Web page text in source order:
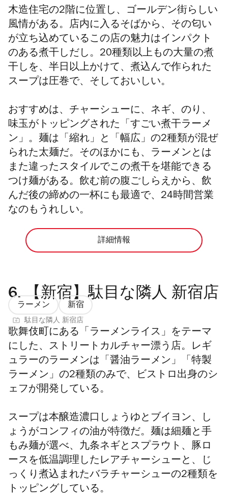
木造住宅の2階に位置し、ゴールデン街らしい
風情がある。店内に入るそばから、その匂い
が立ち込めているこの店の魅力はインパクト
のある煮干しだし。20種類以上もの大量の煮
干しを、半日以上かけて、煮込んで作られた
スープは圧巻で、そしておいしい。
おすすめは、チャーシューに、ネギ、のり、
味玉がトッピングされた「すごい煮干ラーメ
ン」。麺は「縮れ」と「幅広」の2種類が混ぜ
られた太麺だ。そのほかにも、ラーメンとは
また違ったスタイルでこの煮干を堪能できる
つけ麺がある。飲む前の腹ごしらえから、飲
んだ後の締めの一杯にも最適で、24時間営業
なのもうれしい。
詳細情報
6. 【新宿】駄目な隣人 新宿店
ラーメン 新宿
駄目な隣人 新宿店
歌舞伎町にある「ラーメンライス」をテーマ
にした、ストリートカルチャー漂う店。レギ
ュラーのラーメンは「醤油ラーメン」「特製
ラーメン」の2種類のみで、ビストロ出身のシ
ェフが開発している。
スープは本醸造濃口しょうゆとブイヨン、し
ょうがコンフィの油が特徴だ。 麺は細麺と手
もみ麺が選べ、九条ネギとスプラウト、 豚ロ
ースを低温調理したレアチャーシューと、じ
っくり煮込まれたバラチャーシューの2種類を
トッピングしている。